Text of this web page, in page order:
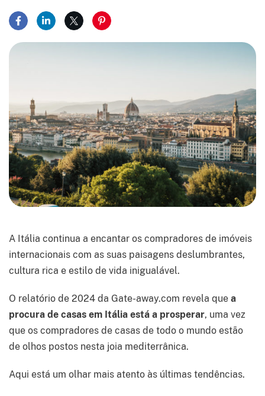
Compartilhar no Facebook
Compartilhar no LinkedIn
Compartilhar no X
Compartilhar no Pinterest
A Itália continua a encantar os compradores de imóveis
internacionais com as suas paisagens deslumbrantes,
cultura rica e estilo de vida inigualável.
O relatório de 2024 da Gate-away.com revela que a
procura de casas em Itália está a prosperar, uma vez
que os compradores de casas de todo o mundo estão
de olhos postos nesta joia mediterrânica.
Aqui está um olhar mais atento às últimas tendências.